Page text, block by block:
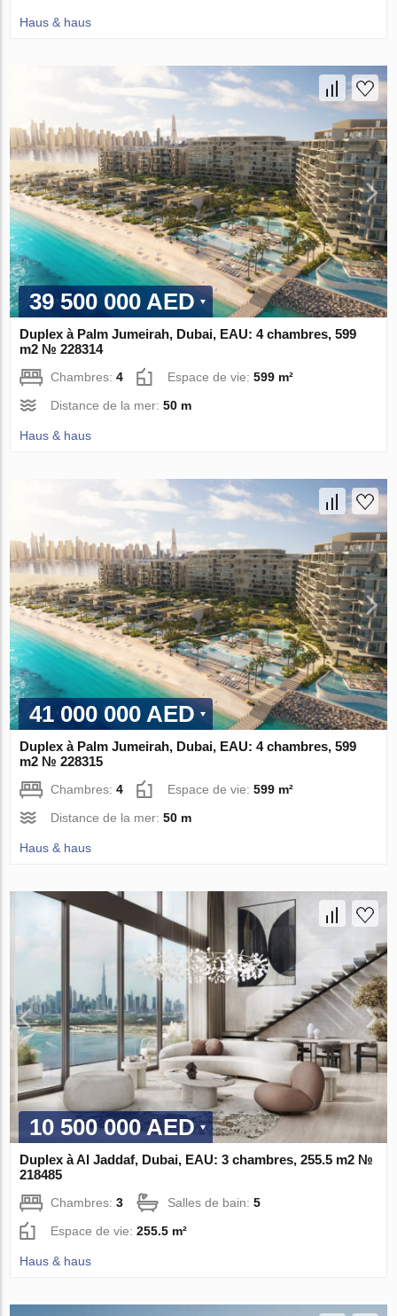
Haus & haus
39 500 000 AED
Duplex à Palm Jumeirah, Dubai, EAU: 4 chambres, 599
m2 № 228314
Chambres:4 Espace de vie:599 m²
Distance de la mer:50 m
Haus & haus
41 000 000 AED
Duplex à Palm Jumeirah, Dubai, EAU: 4 chambres, 599
m2 № 228315
Chambres:4 Espace de vie:599 m²
Distance de la mer:50 m
Haus & haus
10 500 000 AED
Duplex à Al Jaddaf, Dubai, EAU: 3 chambres, 255.5 m2 №
218485
Chambres:3 Salles de bain:5
Espace de vie:255.5 m²
Haus & haus